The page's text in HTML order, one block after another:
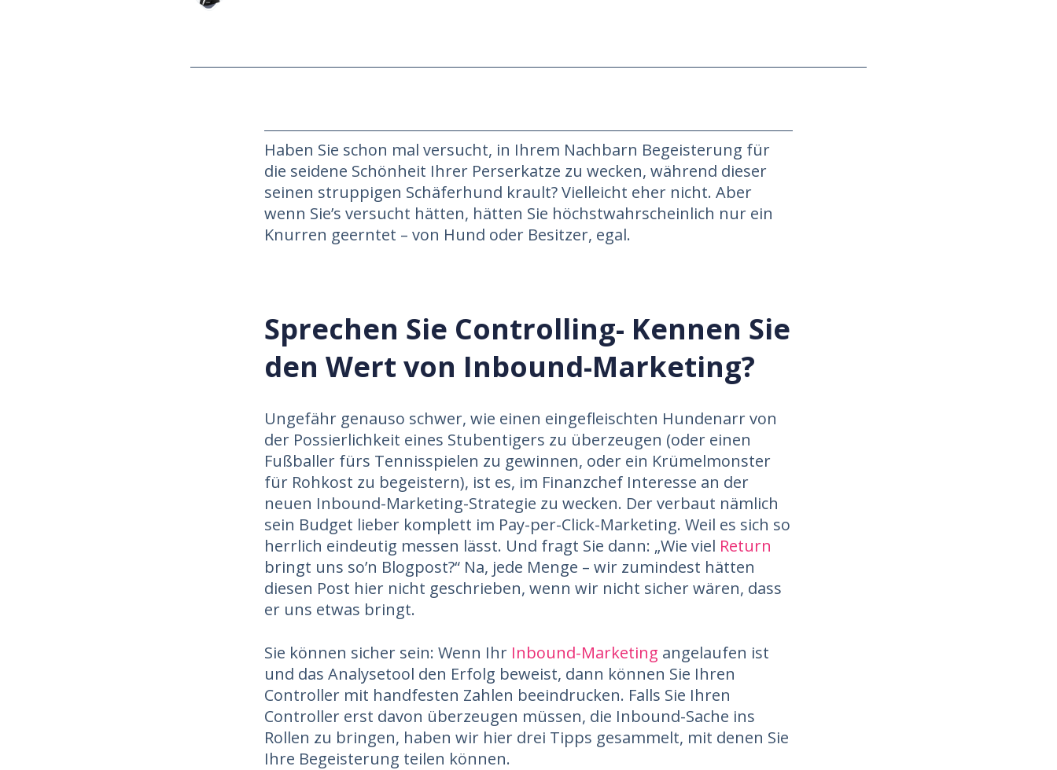
Haben Sie schon mal versucht, in Ihrem Nachbarn Begeisterung für
die seidene Schönheit Ihrer Perserkatze zu wecken, während dieser
seinen struppigen Schäferhund krault? Vielleicht eher nicht. Aber
wenn Sie’s versucht hätten, hätten Sie höchstwahrscheinlich nur ein
Knurren geerntet – von Hund oder Besitzer, egal.
Sprechen Sie Controlling- Kennen Sie
den Wert von Inbound-Marketing?
Ungefähr genauso schwer, wie einen eingefleischten Hundenarr von
der Possierlichkeit eines Stubentigers zu überzeugen (oder einen
Fußballer fürs Tennisspielen zu gewinnen, oder ein Krümelmonster
für Rohkost zu begeistern), ist es, im Finanzchef Interesse an der
neuen Inbound-Marketing-Strategie zu wecken. Der verbaut nämlich
sein Budget lieber komplett im Pay-per-Click-Marketing. Weil es sich so
herrlich eindeutig messen lässt. Und fragt Sie dann: „Wie viel Return
bringt uns so’n Blogpost?“ Na, jede Menge – wir zumindest hätten
diesen Post hier nicht geschrieben, wenn wir nicht sicher wären, dass
er uns etwas bringt.
Sie können sicher sein: Wenn Ihr Inbound-Marketing angelaufen ist
und das Analysetool den Erfolg beweist, dann können Sie Ihren
Controller mit handfesten Zahlen beeindrucken. Falls Sie Ihren
Controller erst davon überzeugen müssen, die Inbound-Sache ins
Rollen zu bringen, haben wir hier drei Tipps gesammelt, mit denen Sie
Ihre Begeisterung teilen können.